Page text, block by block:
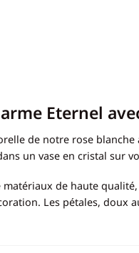
Eternel
de notre rose
un vase en cristal sur
de haute
Les pétales,